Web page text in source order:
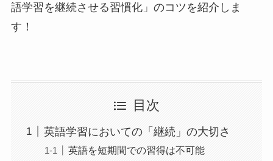
語学習を継続させる習慣化」のコツを紹介しま
す！
目次
英語学習においての「継続」の大切さ
英語を短期間での習得は不可能